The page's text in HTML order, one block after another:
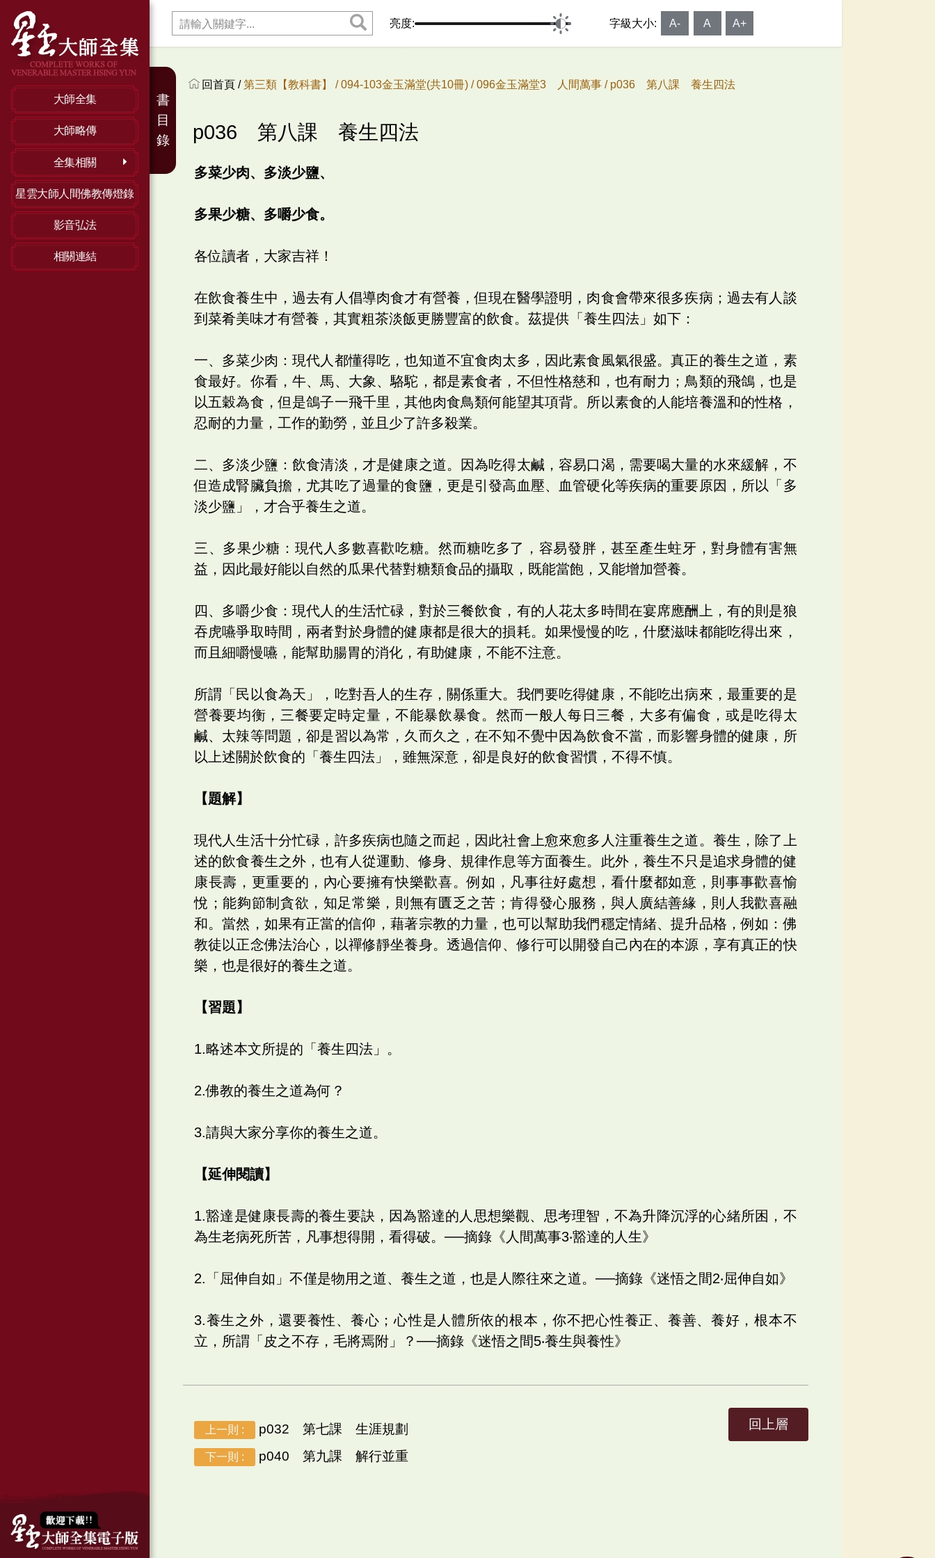
大師全集
大師略傳
全集相關
星雲大師人間佛教傳燈錄
影音弘法
相關連結
亮度: 字級大小: A- A A+
回首頁 /第三類【教科書】 /094-103金玉滿堂(共10冊) /096金玉滿堂3 人間萬事 / p036 第八課 養生四法
p036 第八課 養生四法
多菜少肉、多淡少鹽、
多果少糖、多嚼少食。
各位讀者，大家吉祥！
在飲食養生中，過去有人倡導肉食才有營養，但現在醫學證明，肉食會帶來很多疾病；過去有人談
到菜肴美味才有營養，其實粗茶淡飯更勝豐富的飲食。茲提供「養生四法」如下：
一、多菜少肉：現代人都懂得吃，也知道不宜食肉太多，因此素食風氣很盛。真正的養生之道，素
食最好。你看，牛、馬、大象、駱駝，都是素食者，不但性格慈和，也有耐力；鳥類的飛鴿，也是
以五穀為食，但是鴿子一飛千里，其他肉食鳥類何能望其項背。所以素食的人能培養溫和的性格，
忍耐的力量，工作的勤勞，並且少了許多殺業。
二、多淡少鹽：飲食清淡，才是健康之道。因為吃得太鹹，容易口渴，需要喝大量的水來緩解，不
但造成腎臟負擔，尤其吃了過量的食鹽，更是引發高血壓、血管硬化等疾病的重要原因，所以「多
淡少鹽」，才合乎養生之道。
三、多果少糖：現代人多數喜歡吃糖。然而糖吃多了，容易發胖，甚至產生蛀牙，對身體有害無
益，因此最好能以自然的瓜果代替對糖類食品的攝取，既能當飽，又能增加營養。
四、多嚼少食：現代人的生活忙碌，對於三餐飲食，有的人花太多時間在宴席應酬上，有的則是狼
吞虎嚥爭取時間，兩者對於身體的健康都是很大的損耗。如果慢慢的吃，什麼滋味都能吃得出來，
而且細嚼慢嚥，能幫助腸胃的消化，有助健康，不能不注意。
所謂「民以食為天」，吃對吾人的生存，關係重大。我們要吃得健康，不能吃出病來，最重要的是
營養要均衡，三餐要定時定量，不能暴飲暴食。然而一般人每日三餐，大多有偏食，或是吃得太
鹹、太辣等問題，卻是習以為常，久而久之，在不知不覺中因為飲食不當，而影響身體的健康，所
以上述關於飲食的「養生四法」，雖無深意，卻是良好的飲食習慣，不得不慎。
【題解】
現代人生活十分忙碌，許多疾病也隨之而起，因此社會上愈來愈多人注重養生之道。養生，除了上
述的飲食養生之外，也有人從運動、修身、規律作息等方面養生。此外，養生不只是追求身體的健
康長壽，更重要的，內心要擁有快樂歡喜。例如，凡事往好處想，看什麼都如意，則事事歡喜愉
悅；能夠節制貪欲，知足常樂，則無有匱乏之苦；肯得發心服務，與人廣結善緣，則人我歡喜融
和。當然，如果有正當的信仰，藉著宗教的力量，也可以幫助我們穩定情緒、提升品格，例如：佛
教徒以正念佛法治心，以禪修靜坐養身。透過信仰、修行可以開發自己內在的本源，享有真正的快
樂，也是很好的養生之道。
【習題】
1.略述本文所提的「養生四法」。
2.佛教的養生之道為何？
3.請與大家分享你的養生之道。
【延伸閱讀】
1.豁達是健康長壽的養生要訣，因為豁達的人思想樂觀、思考理智，不為升降沉浮的心緒所困，不
為生老病死所苦，凡事想得開，看得破。──摘錄《人間萬事3‧豁達的人生》
2.「屈伸自如」不僅是物用之道、養生之道，也是人際往來之道。──摘錄《迷悟之間2‧屈伸自如》
3.養生之外，還要養性、養心；心性是人體所依的根本，你不把心性養正、養善、養好，根本不
立，所謂「皮之不存，毛將焉附」？──摘錄《迷悟之間5‧養生與養性》
上一則 : p032 第七課 生涯規劃
下一則 : p040 第九課 解行並重
回上層
書
目
錄